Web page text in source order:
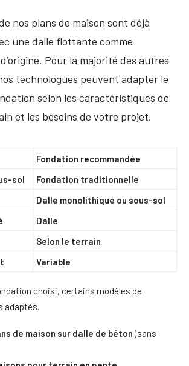
nos plans de maison sont déjà
une dalle flottante comme
Pour la majorité des autres
technologues peuvent adapter le
selon les caractéristiques de
et les besoins de votre projet.
Fondation recommandée
sol
Fondation traditionnelle
Dalle monolithique ou sous-sol
Dalle
Selon le terrain
Variable
choisi, certains modèles de
adaptés.
de maison sur dalle de béton(sans